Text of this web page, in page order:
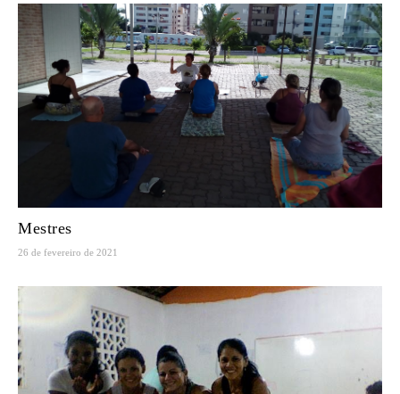
Mestres
26 de fevereiro de 2021